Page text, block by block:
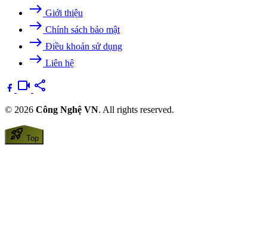
east Giới thiệu
east Chính sách bảo mật
east Điều khoản sử dụng
east Liên hệ
videocam share
© 2026 Công Nghệ VN. All rights reserved.
rocket_launch Top